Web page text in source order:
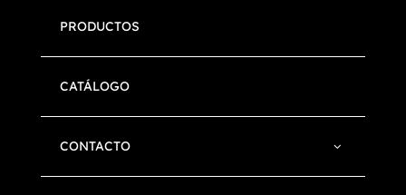
PRODUCTOS
CATÁLOGO
CONTACTO